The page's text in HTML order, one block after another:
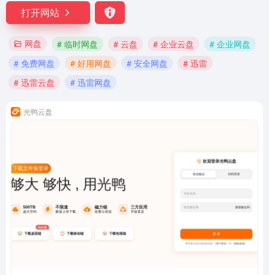
打开网站
网盘 # 临时网盘 # 云盘 # 企业云盘
# 企业网盘
# 免费网盘
# 好用网盘 # 安全网盘
# 迅雷
# 迅雷云盘
# 迅雷网盘
光鸭云盘